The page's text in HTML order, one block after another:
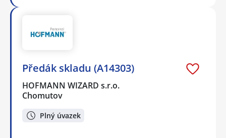
Předák skladu (A14303)
HOFMANN WIZARD s.r.o.
Chomutov
Plný úvazek